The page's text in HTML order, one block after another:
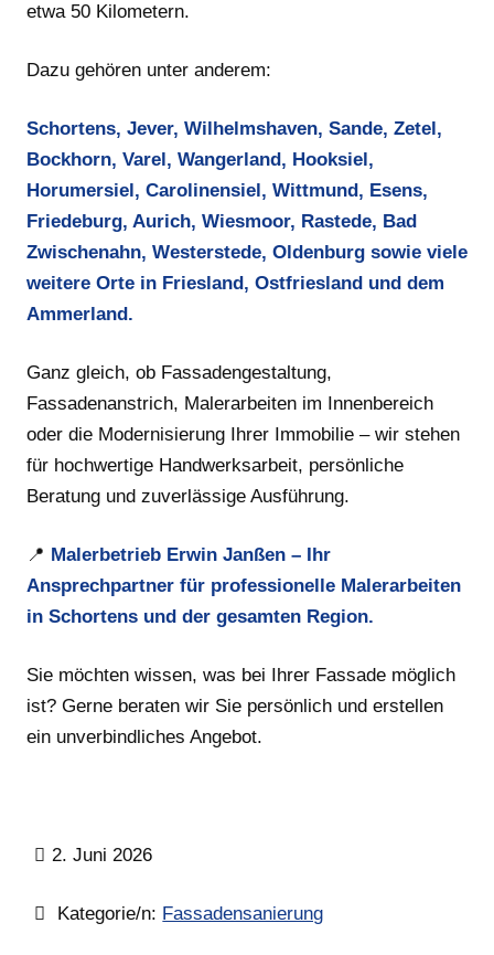
etwa 50 Kilometern.
Dazu gehören unter anderem:
Schortens, Jever, Wilhelmshaven, Sande, Zetel,
Bockhorn, Varel, Wangerland, Hooksiel,
Horumersiel, Carolinensiel, Wittmund, Esens,
Friedeburg, Aurich, Wiesmoor, Rastede, Bad
Zwischenahn, Westerstede, Oldenburg sowie viele
weitere Orte in Friesland, Ostfriesland und dem
Ammerland.
Ganz gleich, ob Fassadengestaltung,
Fassadenanstrich, Malerarbeiten im Innenbereich
oder die Modernisierung Ihrer Immobilie – wir stehen
für hochwertige Handwerksarbeit, persönliche
Beratung und zuverlässige Ausführung.
📍 Malerbetrieb Erwin Janßen – Ihr
Ansprechpartner für professionelle Malerarbeiten
in Schortens und der gesamten Region.
Sie möchten wissen, was bei Ihrer Fassade möglich
ist? Gerne beraten wir Sie persönlich und erstellen
ein unverbindliches Angebot.
2. Juni 2026
Kategorie/n: Fassadensanierung